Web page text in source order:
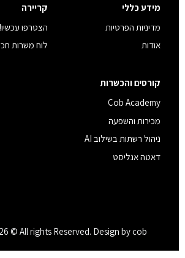
מידע כללי
מדיניות הפרטיות
אודות
קריירה
הצטרפו עכשיו!
לוח משרות
קורסים והכשרות
Cob Academy
מכירות והשפעה
ניהול רשתות בשילוב AI
דאטה אנליסט
© All rights Reserved. Design by cob